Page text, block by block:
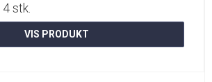
stk.
VIS PRODUKT